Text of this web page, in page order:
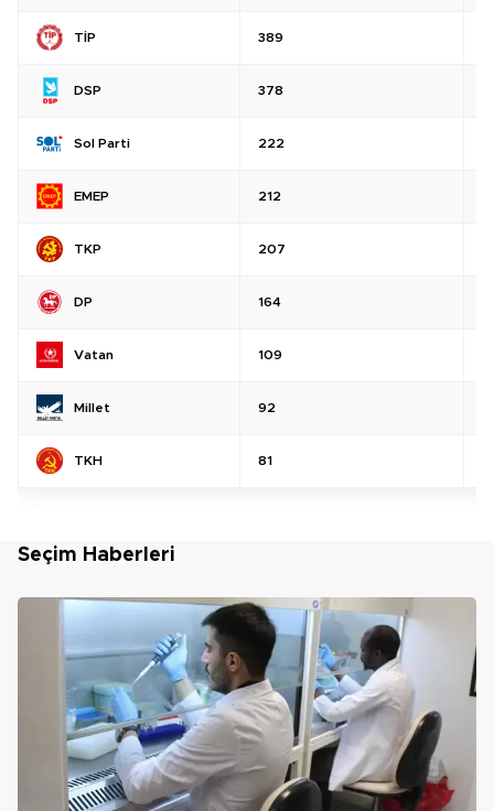
TİP 389
DSP 378
Sol Parti 222
EMEP 212
TKP 207
DP 164
Vatan 109
Millet 92
TKH 81
Seçim Haberleri